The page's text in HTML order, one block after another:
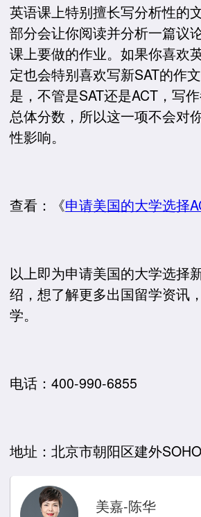
英语课上特别擅长写分析性的
部分会让你阅读并分析一篇议
课上要做的作业。如果你喜欢
定也会特别喜欢写新SAT的作
是，不管是SAT还是ACT，写
总体分数，所以这一项不会对
性影响。
查看：《申请美国的大学选择
以上即为申请美国的大学选择
绍，想了解更多出国留学资讯
学。
电话：400-990-6855
地址：北京市朝阳区建外
美嘉-陈华